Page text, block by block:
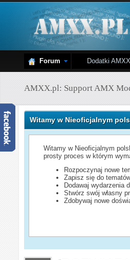
Forum Dodatki AMXX
AMXX.pl: Support AMX
Witamy w Nieoficjalnym
Witamy w Nieoficjalnym
prosty proces w którym
Rozpoczynaj nowe
Zapisz się do
Dodawaj wydarzenia
Stwórz swój własny
Zdobywaj nowe